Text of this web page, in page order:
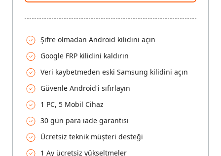
Şifre olmadan Android kilidini açın
Google FRP kilidini kaldırın
Veri kaybetmeden eski Samsung kilidini açın
Güvenle Android'i sıfırlayın
1 PC, 5 Mobil Cihaz
30 gün para iade garantisi
Ücretsiz teknik müşteri desteği
1 Ay ücretsiz yükseltmeler